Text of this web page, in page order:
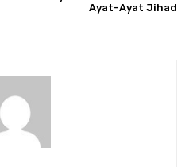
Ayat-Ayat Jihad